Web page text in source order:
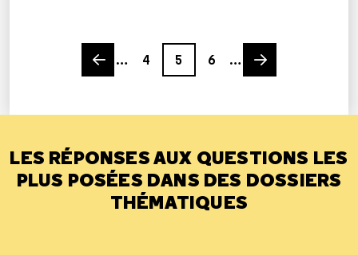
Previous page
…
4
Page
5
6
…
Next page
LES RÉPONSES AUX QUESTIONS LES
PLUS POSÉES DANS DES DOSSIERS
THÉMATIQUES